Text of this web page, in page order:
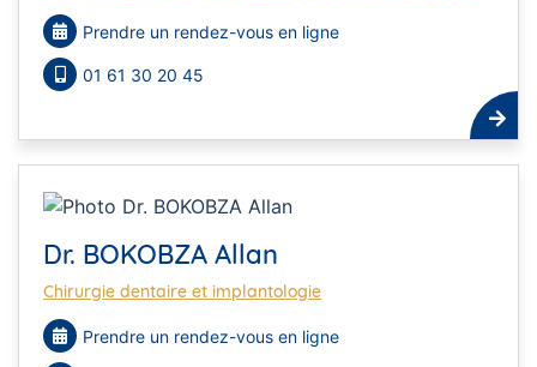
Prendre un rendez-vous en ligne
01 61 30 20 45
Dr. BOKOBZA Allan
Chirurgie dentaire et implantologie
Prendre un rendez-vous en ligne